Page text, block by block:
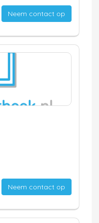
Neem contact op
Neem contact op